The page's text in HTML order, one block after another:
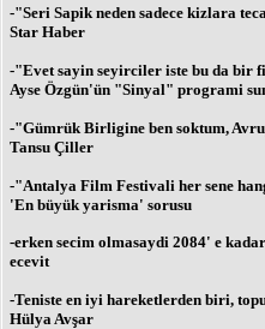
-"Seri Sapik neden sadece kizlara
Star Haber
-"Evet sayin seyirciler iste bu da
Ayse Özgün'ün "Sinyal" programi
-"Gümrük Birligine ben soktum,
Tansu Çiller
-"Antalya Film Festivali her sene
'En büyük yarisma' sorusu
-erken secim olmasaydi 2084' e
ecevit
-Teniste en iyi hareketlerden biri,
Hülya Avşar